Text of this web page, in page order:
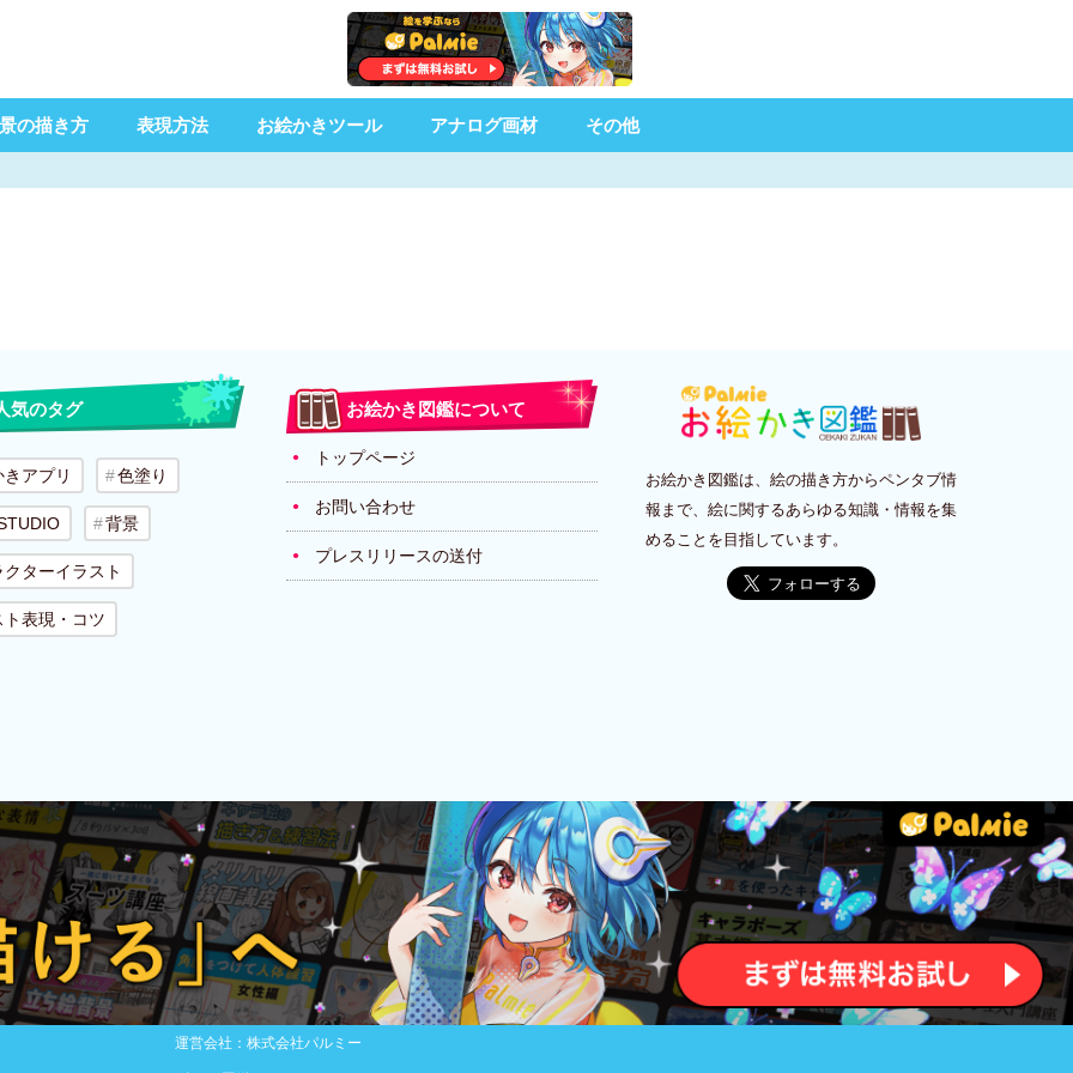
の描き方 表現方法 お絵かきツール アナログ画材 その他
気のタグ
アプリ 色塗り
背景
ターイラスト
ト表現・コツ
お絵かき図鑑について
トップページ
お問い合わせ
プレスリリースの送付
お絵かき図鑑は、絵の描き方からペンタブ情
報まで、絵に関するあらゆる知識・情報を集
めることを目指しています。
運営会社：株式会社パルミー